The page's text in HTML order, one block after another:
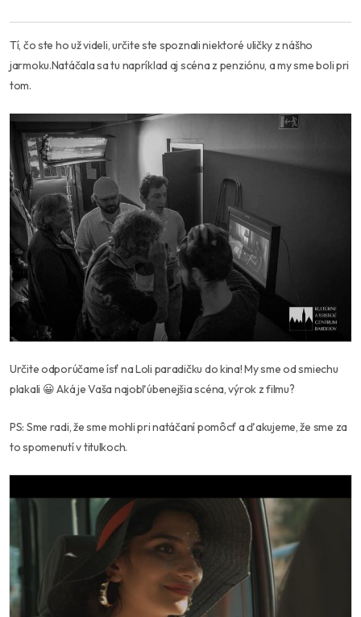
Tí, čo ste ho už videli, určite ste spoznali niektoré uličky z nášho
jarmoku.Natáčala sa tu napríklad aj scéna z penziónu, a my sme boli pri
tom.
Určite odporúčame ísť na Loli paradičku do kina! My sme od smiechu
plakali 😀 Aká je Vaša najobľúbenejšia scéna, výrok z filmu?
PS: Sme radi, že sme mohli pri natáčaní pomôcť a ďakujeme, že sme za
to spomenutí v titulkoch.